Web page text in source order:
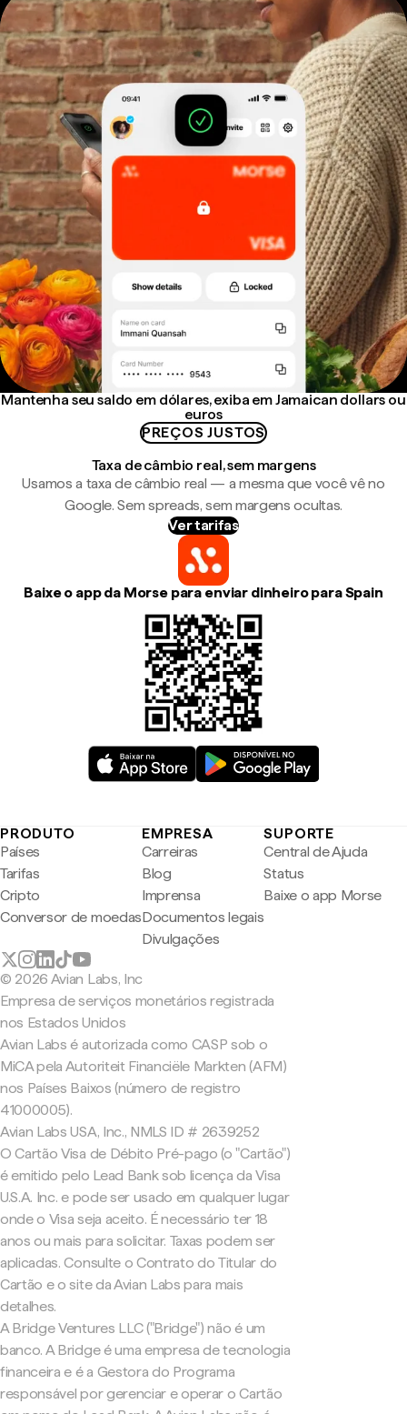
Mantenha seu saldo em dólares, exiba em Jamaican dollars ou
euros
PREÇOS JUSTOS
Taxa de câmbio real, sem margens
Usamos a taxa de câmbio real — a mesma que você vê no
Google. Sem spreads, sem margens ocultas.
Ver tarifas
Baixe o app da Morse para enviar dinheiro para Spain
PRODUTO
Países
Tarifas
Cripto
Conversor de moedas
EMPRESA
Carreiras
Blog
Imprensa
Documentos legais
Divulgações
SUPORTE
Central de Ajuda
Status
Baixe o app Morse
© 2026 Avian Labs, Inc
Empresa de serviços monetários registrada
nos Estados Unidos
Avian Labs é autorizada como CASP sob o
MiCA pela Autoriteit Financiële Markten (AFM)
nos Países Baixos (número de registro
41000005).
Avian Labs USA, Inc., NMLS ID # 2639252
O Cartão Visa de Débito Pré-pago (o "Cartão")
é emitido pelo Lead Bank sob licença da Visa
U.S.A. Inc. e pode ser usado em qualquer lugar
onde o Visa seja aceito. É necessário ter 18
anos ou mais para solicitar. Taxas podem ser
aplicadas. Consulte o Contrato do Titular do
Cartão e o site da Avian Labs para mais
detalhes.
A Bridge Ventures LLC ("Bridge") não é um
banco. A Bridge é uma empresa de tecnologia
financeira e é a Gestora do Programa
responsável por gerenciar e operar o Cartão